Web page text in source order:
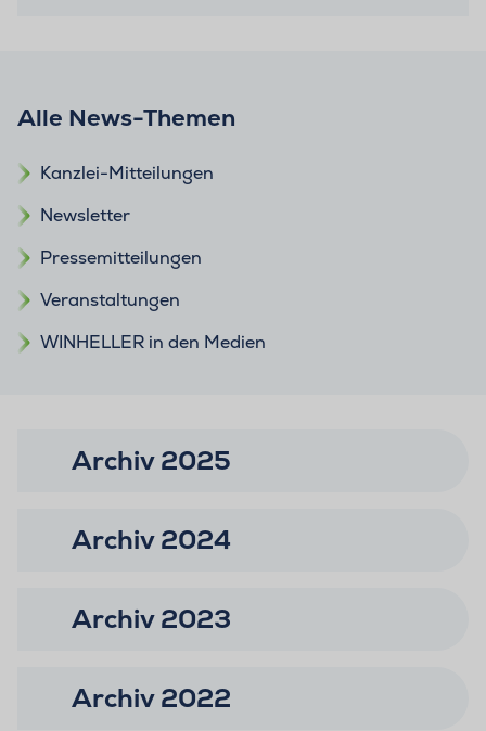
Alle News-Themen
Kanzlei-Mitteilungen
Newsletter
Pressemitteilungen
Veranstaltungen
WINHELLER in den Medien
Archiv 2025
Archiv 2024
Archiv 2023
Archiv 2022